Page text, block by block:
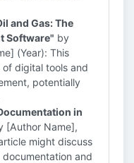
and Gas: The
Software" by
(Year): This
digital tools and
potentially
in
[Author Name],
might discuss
and